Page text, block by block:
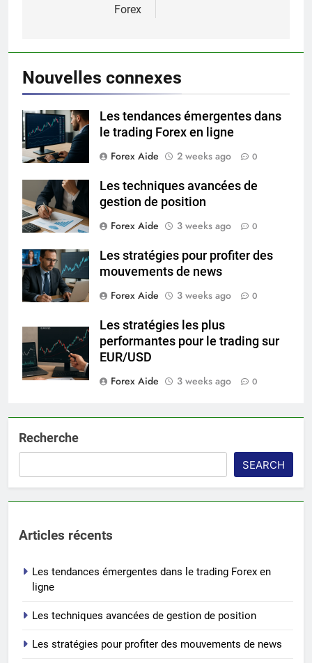
Forex
Nouvelles connexes
Les tendances émergentes dans
le trading Forex en ligne
Forex Aide
2 weeks ago 0
Les techniques avancées de
gestion de position
Forex Aide
3 weeks ago 0
Les stratégies pour profiter des
mouvements de news
Forex Aide
3 weeks ago 0
Les stratégies les plus
performantes pour le trading sur
EUR/USD
Forex Aide
3 weeks ago 0
Recherche
SEARCH
Articles récents
Les tendances émergentes dans le trading Forex en
ligne
Les techniques avancées de gestion de position
Les stratégies pour profiter des mouvements de news